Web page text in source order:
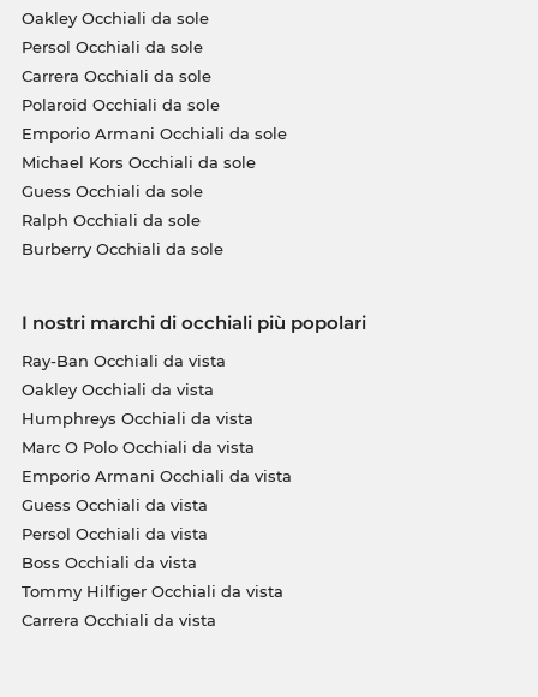
Oakley Occhiali da sole
Persol Occhiali da sole
Carrera Occhiali da sole
Polaroid Occhiali da sole
Emporio Armani Occhiali da sole
Michael Kors Occhiali da sole
Guess Occhiali da sole
Ralph Occhiali da sole
Burberry Occhiali da sole
I nostri marchi di occhiali più popolari
Ray-Ban Occhiali da vista
Oakley Occhiali da vista
Humphreys Occhiali da vista
Marc O Polo Occhiali da vista
Emporio Armani Occhiali da vista
Guess Occhiali da vista
Persol Occhiali da vista
Boss Occhiali da vista
Tommy Hilfiger Occhiali da vista
Carrera Occhiali da vista